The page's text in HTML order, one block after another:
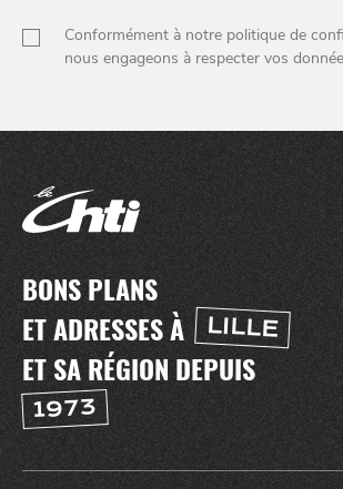
Conformément à notre politique de
nous engageons à respecter vos
BONS PLANS
ET ADRESSES À
LILLE
ET SA RÉGION DEPUIS
1973